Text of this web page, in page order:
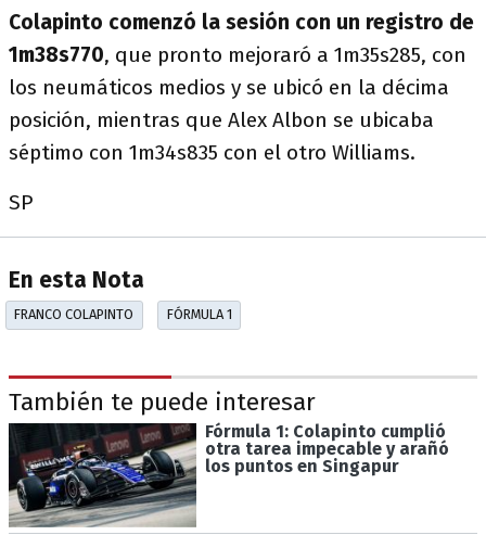
Colapinto comenzó la sesión con un registro de
1m38s770, que pronto mejoraró a 1m35s285, con
los neumáticos medios y se ubicó en la décima
posición, mientras que Alex Albon se ubicaba
séptimo con 1m34s835 con el otro Williams.
SP
En esta Nota
FRANCO COLAPINTO FÓRMULA 1
También te puede interesar
Fórmula 1: Colapinto cumplió
otra tarea impecable y arañó
los puntos en Singapur